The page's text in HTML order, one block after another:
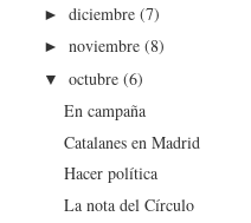
►diciembre(7)
►noviembre(8)
▼octubre(6)
En campaña
Catalanes en Madrid
Hacer política
La nota del Círculo